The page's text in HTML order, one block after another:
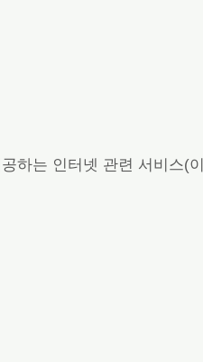
하는 인터넷 관련 서비스(이